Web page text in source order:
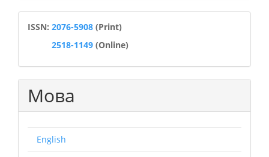
ISSN
ISSN: 2076-5908 (Print)
2518-1149 (Online)
Мова
English